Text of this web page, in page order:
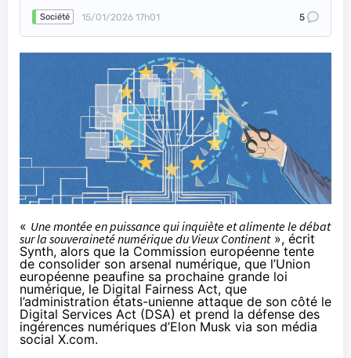
Société 15/01/2026 17h01 5
« Une montée en puissance qui inquiète et alimente le débat
sur la souveraineté numérique du Vieux Continent», écrit
Synth, alors que la Commission européenne tente
de consolider son arsenal numérique, que l’Union
européenne peaufine sa prochaine grande loi
numérique, le Digital Fairness Act, que
l’administration états-unienne attaque de son côté le
Digital Services Act (DSA) et prend la défense des
ingérences numériques d’Elon Musk via son média
social X.com.